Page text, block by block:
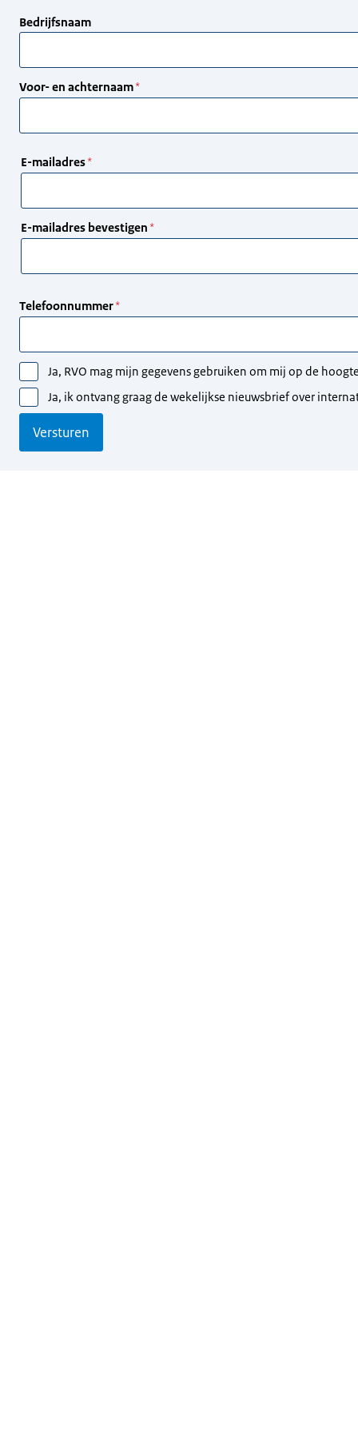
Bedrijfsnaam
Voor- en achternaam
E-
mailadres
E-mailadres
E-mailadres bevestigen
Telefoonnummer
Ja, RVO mag mijn gegevens gebruiken om mij op de
Ja, ik ontvang graag de wekelijkse nieuwsbrief over